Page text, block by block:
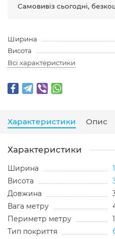
Самовивіз сьогодні,
Ширина
Висота
Всі характеристики
Характеристики Опис
Характеристики
Ширина
Висота
Довжина
Вага метру
Периметр метру
Тип покриття